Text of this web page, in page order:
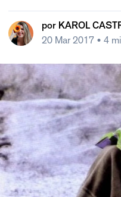
por KAROL
20 Mar 2017 • 4